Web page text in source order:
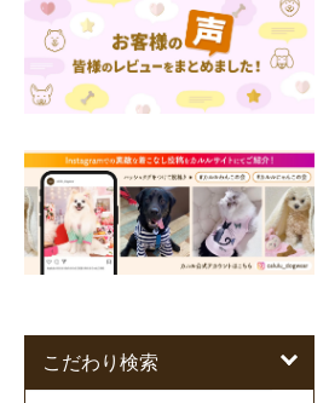
こだわり検索